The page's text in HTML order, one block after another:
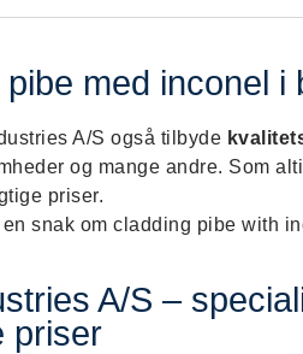
med inconel
A/S også tilbyde
og mange andre. Som
priser.
en snak om cladding pibe with
A/S –
priser